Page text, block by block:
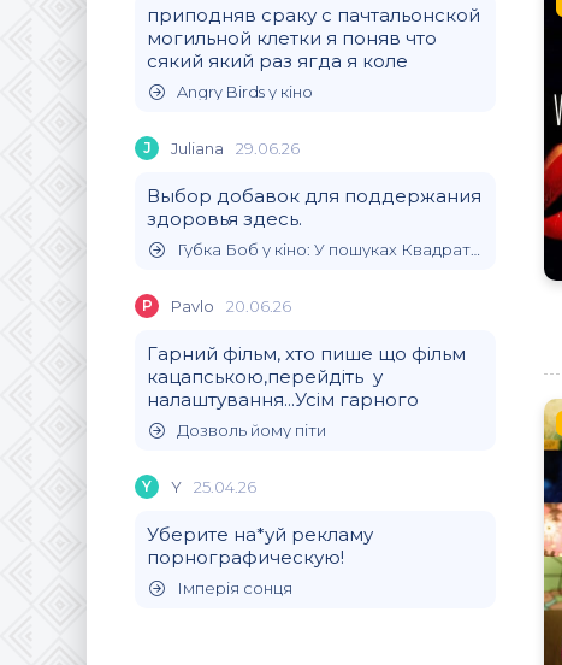
приподняв сраку с пачтальонской
могильной клетки я поняв что
сякий який раз ягда я коле
Angry Birds у кіно
J Juliana 29.06.26
Выбор добавок для поддержания
здоровья здесь.
Губка Боб у кіно: У пошуках Квадратних Штанів
P Pavlo 20.06.26
Гарний фільм, хто пише що фільм
кацапською,перейдіть у
налаштування...Усім гарного
Дозволь йому піти
Y Y 25.04.26
Уберите на*уй рекламу
порнографическую!
Імперія сонця